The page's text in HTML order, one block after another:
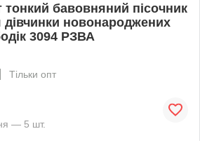
бавовняний пісочник
дівчинки новонароджених
3094 РЗВА
Тільки опт
— 5 шт.